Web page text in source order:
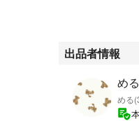
出品者情報
め
める